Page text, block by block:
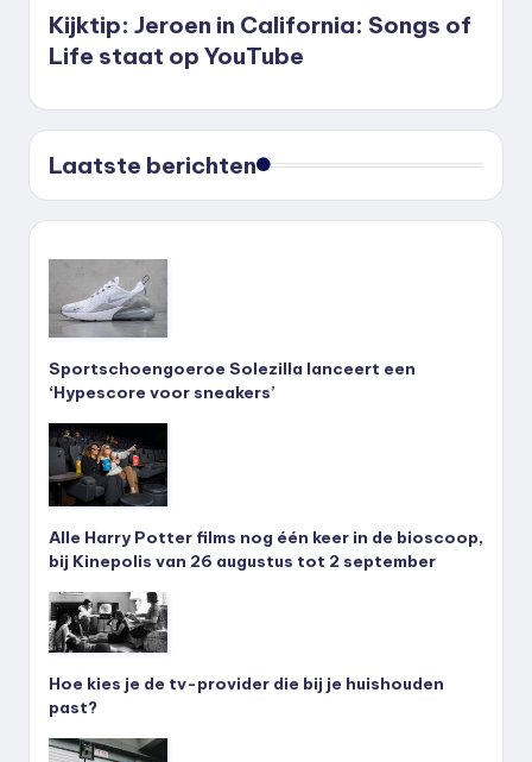
Kijktip: Jeroen in California: Songs of
Life staat op YouTube
Laatste berichten
Sportschoengoeroe Solezilla lanceert een
‘Hypescore voor sneakers’
Alle Harry Potter films nog één keer in de bioscoop,
bij Kinepolis van 26 augustus tot 2 september
Hoe kies je de tv-provider die bij je huishouden
past?